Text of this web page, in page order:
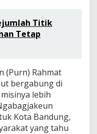
Titik
Tetap
(Purn) Rahmat
bergabung di
lebih
Kota Bandung,
yang tahu